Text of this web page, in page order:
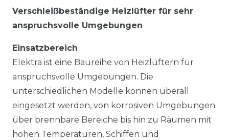
Verschleißbeständige Heizlüfter für sehr
anspruchsvolle Umgebungen
Einsatzbereich
Elektra ist eine Baureihe von Heizlüftern für
anspruchsvolle Umgebungen. Die
unterschiedlichen Modelle können überall
eingesetzt werden, von korrosiven Umgebungen
über brennbare Bereiche bis hin zu Räumen mit
hohen Temperaturen, Schiffen und